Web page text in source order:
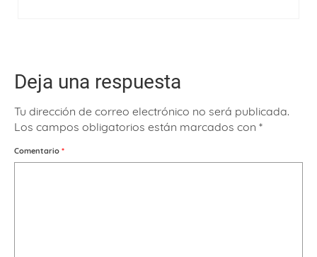
Deja una respuesta
Tu dirección de correo electrónico no será publicada.
Los campos obligatorios están marcados con *
Comentario *